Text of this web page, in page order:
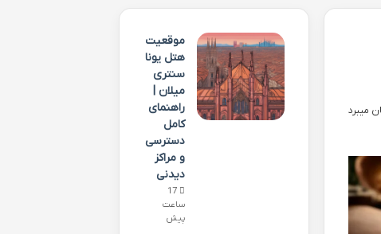
موقعیت
هتل یونا
سنتری
میلان |
راهنمای
کامل
دسترسی
و مراکز
دیدنی
17
ساعت
پیش